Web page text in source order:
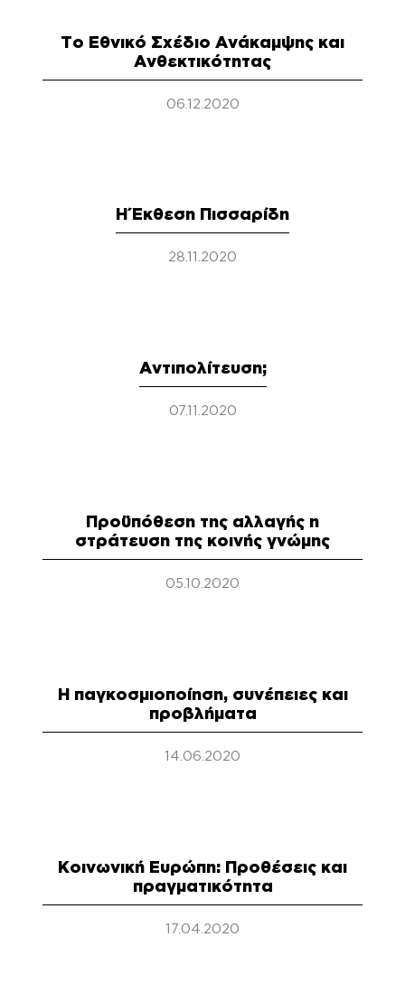
Το Εθνικό Σχέδιο Ανάκαμψης και
Ανθεκτικότητας
06.12.2020
Η Έκθεση Πισσαρίδη
28.11.2020
Αντιπολίτευση;
07.11.2020
Προϋπόθεση της αλλαγής η
στράτευση της κοινής γνώμης
05.10.2020
Η παγκοσμιοποίηση, συνέπειες και
προβλήματα
14.06.2020
Κοινωνική Ευρώπη: Προθέσεις και
πραγματικότητα
17.04.2020